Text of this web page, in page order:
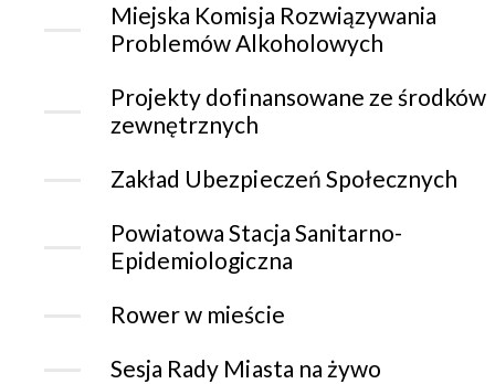
Miejska Komisja Rozwiązywania
Problemów Alkoholowych
Projekty dofinansowane ze środków
zewnętrznych
Zakład Ubezpieczeń Społecznych
Powiatowa Stacja Sanitarno-
Epidemiologiczna
Rower w mieście
Sesja Rady Miasta na żywo